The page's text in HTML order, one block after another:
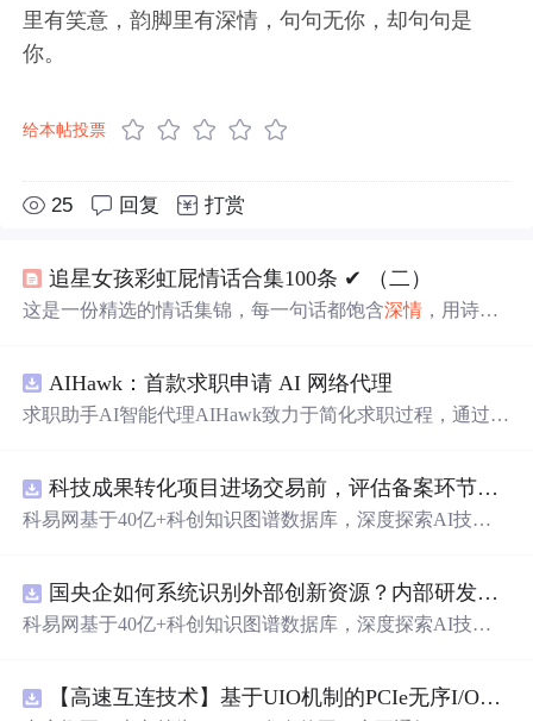
里有笑意，韵脚里有深情，句句无你，却句句是
你。
给本帖投票
25 回复 打赏
追星女孩彩虹屁情话合集100条 ✔︎ （二）
这是一份精选的情话集锦，每一句话都饱含深情 ，用诗意
的思念与热爱。
AIHawk：首款求职申请 AI 网络代理
求职助手AI智能代理AIHawk致力于简化求职过程，通过自
科技成果转化项目进场交易前，评估备案环节需要准备哪些材料？.docx
科易网基于40亿+科创知识图谱数据库，深度探索AI技术
新领域的AI+数智化解决方案，推动科技创新与产业创新
智能化发展。
国央企如何系统识别外部创新资源？内部研发体系完善，但对外部高校、中小科技企业技术能力缺乏动态认知。.docx
科易网基于40亿+科创知识图谱数据库，深度探索AI技术
新领域的AI+数智化解决方案，推动科技创新与产业创新【高速互连技术】基于UIO机制的PCIe无序I/O扩展：多路径架构下内存请求的高性能传输与排序控制方案设计